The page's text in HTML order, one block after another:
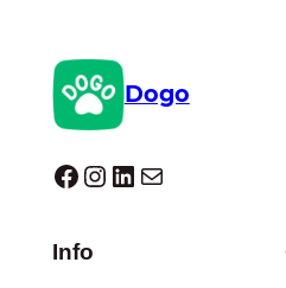
Dogo
Dogo facebook InstagramLinkedIn E-mail
Info